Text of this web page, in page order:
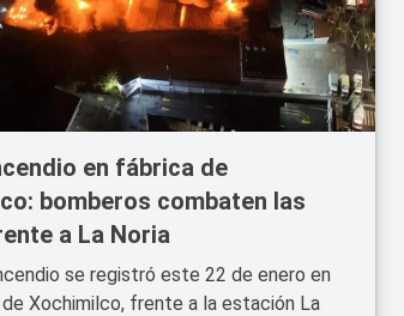
en fábrica de
bomberos combaten las
a La Noria
se registró este 22 de enero en
Xochimilco, frente a la estación La